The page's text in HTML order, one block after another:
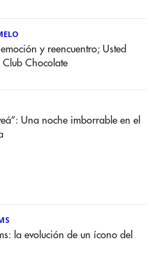
y reencuentro; Usted
Club Chocolate
Una noche imborrable en el
la evolución de un ícono del